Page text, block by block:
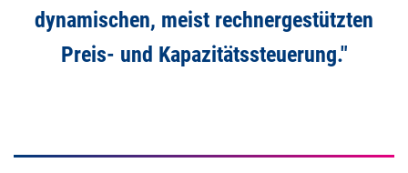
dynamischen, meist rechnergestützten
Preis- und Kapazitätssteuerung."